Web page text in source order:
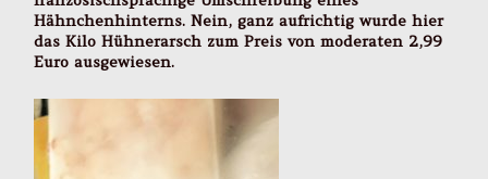
Hähnchenhinterns. Nein, ganz aufrichtig wurde hier
das Kilo Hühnerarsch zum Preis von moderaten 2,99
Euro ausgewiesen.